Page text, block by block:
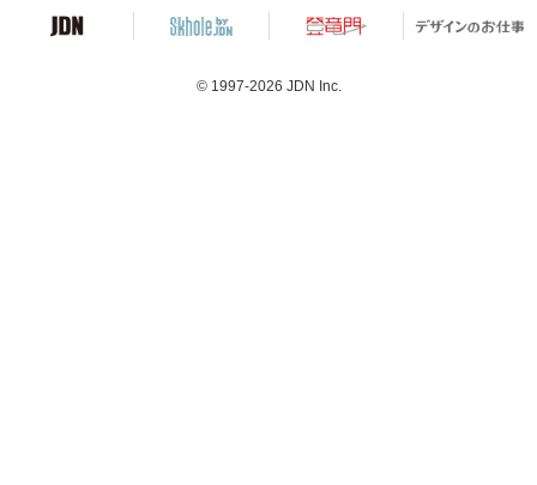
© 1997-2026 JDN Inc.